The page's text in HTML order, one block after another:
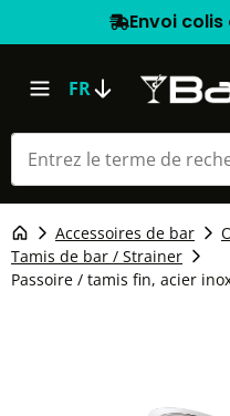
Envoi
FR
Accessoires de bar
Tamis de bar / Strainer
Passoire / tamis fin, acier